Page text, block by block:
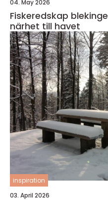
04. May 2026
Fiskeredskap blekinge kunskap, kvalitet och
närhet till havet
inspiration
03. April 2026